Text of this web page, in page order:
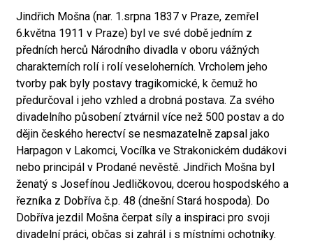
Jindřich Mošna (nar. 1.srpna 1837 v Praze, zemřel
6.května 1911 v Praze) byl ve své době jedním z
předních herců Národního divadla v oboru vážných
charakterních rolí i rolí veseloherních. Vrcholem jeho
tvorby pak byly postavy tragikomické, k čemuž ho
předurčoval i jeho vzhled a drobná postava. Za svého
divadelního působení ztvárnil více než 500 postav a do
dějin českého herectví se nesmazatelně zapsal jako
Harpagon v Lakomci, Vocílka ve Strakonickém dudákovi
nebo principál v Prodané nevěstě. Jindřich Mošna byl
ženatý s Josefínou Jedličkovou, dcerou hospodského a
řezníka z Dobříva č.p. 48 (dnešní Stará hospoda). Do
Dobříva jezdil Mošna čerpat síly a inspiraci pro svoji
divadelní práci, občas si zahrál i s místními ochotníky.